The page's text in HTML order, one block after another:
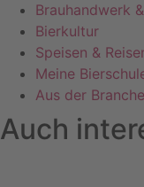
Brauhandwerk
Bierkultur
Speisen &
Meine
Aus der Branche
Auch